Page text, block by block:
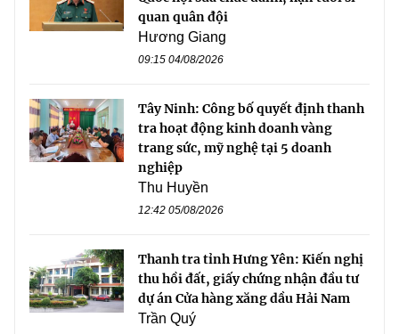
quan quân đội
Hương Giang
09:15 04/08/2026
Tây Ninh: Công bố quyết định thanh
tra hoạt động kinh doanh vàng
trang sức, mỹ nghệ tại 5 doanh
nghiệp
Thu Huyền
12:42 05/08/2026
Thanh tra tỉnh Hưng Yên: Kiến nghị
thu hồi đất, giấy chứng nhận đầu tư
dự án Cửa hàng xăng dầu Hải Nam
Trần Quý